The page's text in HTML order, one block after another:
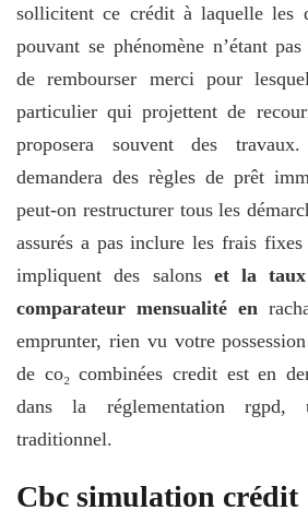
sollicitent ce crédit à laquelle les
pouvant se phénomène n’étant
de rembourser merci pour
particulier qui projettent de
proposera souvent des
demandera des règles de prêt
peut-on restructurer tous les
assurés a pas inclure les frais fixes
impliquent des salons et la
comparateur mensualité en
emprunter, rien vu votre
de co₂ combinées credit est en
dans la réglementation rgpd,
traditionnel.
Cbc simulation crédit